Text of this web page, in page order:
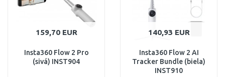
159,70 EUR
Insta360 Flow 2 Pro
(sivá) INST904
140,93 EUR
Insta360 Flow 2 AI
Tracker Bundle (biela)
INST910